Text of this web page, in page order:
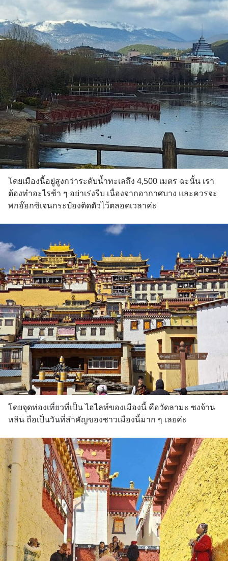
โดยเมืองนี้อยู่สูงกว่าระดับน้ำทะเลถึง 4,500 เมตร ฉะนั้น เรา
ต้องทำอะไรช้า ๆ อย่าเร่งรีบ เนื่องจากอากาศบาง และควรจะ
พกอ๊อกซิเจนกระป๋องติดตัวไว้ตลอดเวลาค่ะ
โดยจุดท่องเที่ยวที่เป็น ไฮไลท์ของเมืองนี้ คือวัดลามะ ซงจ้าน
หลิน ถือเป็นวันที่สำคัญของชาวเมืองนี้มาก ๆ เลยค่ะ